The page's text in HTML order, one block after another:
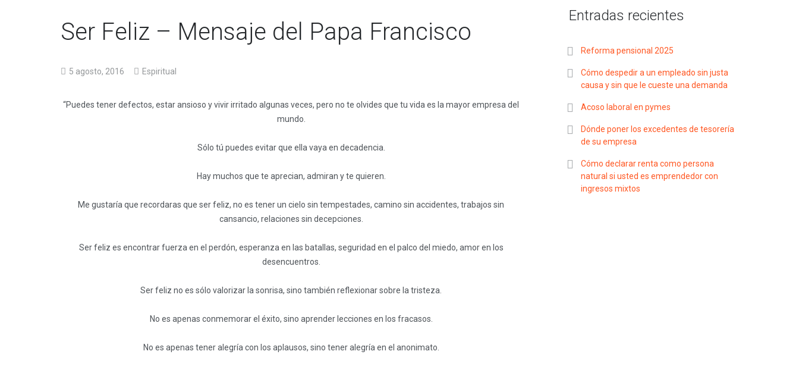
Ser Feliz – Mensaje del Papa Francisco
5 agosto, 2016 Espiritual
“Puedes tener defectos, estar ansioso y vivir irritado algunas veces, pero no te olvides que tu vida es la mayor empresa del
mundo.
Sólo tú puedes evitar que ella vaya en decadencia.
Hay muchos que te aprecian, admiran y te quieren.
Me gustaría que recordaras que ser feliz, no es tener un cielo sin tempestades, camino sin accidentes, trabajos sin
cansancio, relaciones sin decepciones.
Ser feliz es encontrar fuerza en el perdón, esperanza en las batallas, seguridad en el palco del miedo, amor en los
desencuentros.
Ser feliz no es sólo valorizar la sonrisa, sino también reflexionar sobre la tristeza.
No es apenas conmemorar el éxito, sino aprender lecciones en los fracasos.
No es apenas tener alegría con los aplausos, sino tener alegría en el anonimato.
Entradas recientes
Reforma pensional 2025
Cómo despedir a un empleado sin justa
causa y sin que le cueste una demanda
Acoso laboral en pymes
Dónde poner los excedentes de tesorería
de su empresa
Cómo declarar renta como persona
natural si usted es emprendedor con
ingresos mixtos